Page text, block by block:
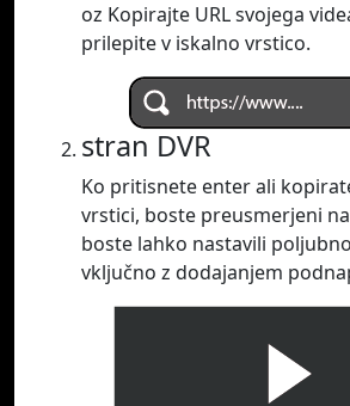
oz Kopirajte URL svojega
prilepite v iskalno vrstico.
stran DVR
Ko pritisnete enter ali
vrstici, boste preusmerjeni
boste lahko nastavili
vključno z dodajanjem